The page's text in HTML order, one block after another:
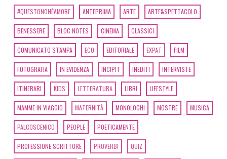
[01]Mwende, ricordi di due
anni in Africa, di Stefania
Bergo: un estratto
Novembre 2021
[14] La ricamatrice, di
Maurizio Spano: un estratto
Luglio 2021
#QUESTONONÈAMORE ANTEPRIMA ARTE ARTE&SPETTACOLO
BENESSERE BLOC NOTES CINEMA CLASSICI
COMUNICATO STAMPA ECO EDITORIALE EXPAT FILM
FOTOGRAFIA IN EVIDENZA INCIPIT INEDITI INTERVISTE
ITINERARI KIDS LETTERATURA LIBRI LIFESTYLE
MAMME IN VIAGGIO MATERNITÀ MONOLOGHI MOSTRE MUSICA
PALCOSCENICO PEOPLE POETICAMENTE
PROFESSIONE SCRITTORE PROVERBI QUIZ